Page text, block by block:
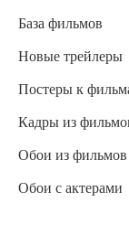
База фильмов
Новые трейлеры
Постеры к
Кадры из
Обои из фильмов
Обои с актерами